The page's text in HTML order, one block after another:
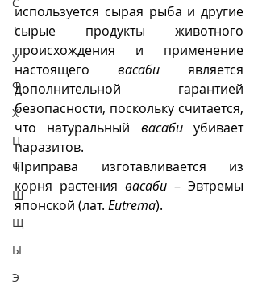
Т
У
Ф
Х
Ц
Ч
Ш
Щ
Ы
Э
используется сырая рыба и другие
сырые продукты животного
происхождения и применение
настоящего васаби является
дополнительной гарантией
безопасности, поскольку считается,
что натуральный васаби убивает
паразитов.
Приправа изготавливается из
корня растения васаби – Эвтремы
японской (лат. Eutrema).